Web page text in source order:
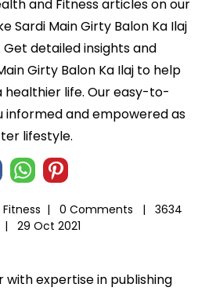
and Fitness articles on our
Sardi Main Girty Balon Ka Ilaj
detailed insights and
Girty Balon Ka Ilaj to help
healthier life. Our easy-to-
informed and empowered as
lifestyle.
| 0 Comments |
3634
|
29 Oct 2021
with expertise in publishing